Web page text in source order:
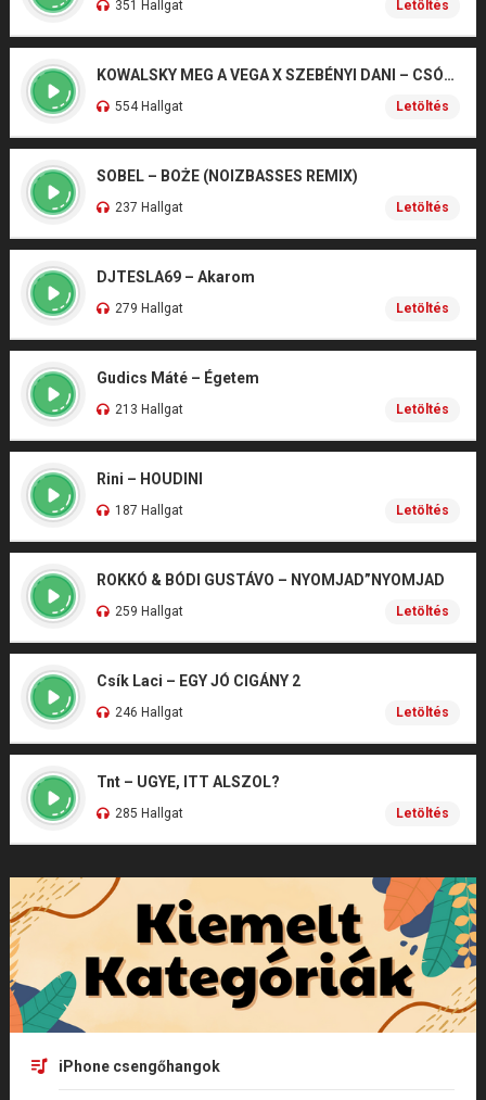
351 Hallgat Letöltés
KOWALSKY MEG A VEGA X SZEBÉNYI DANI – CSÓNAK
554 Hallgat Letöltés
SOBEL – BOŻE (NOIZBASSES REMIX)
237 Hallgat Letöltés
DJTESLA69 – Akarom
279 Hallgat Letöltés
Gudics Máté – Égetem
213 Hallgat Letöltés
Rini – HOUDINI
187 Hallgat Letöltés
ROKKÓ & BÓDI GUSTÁVO – NYOMJAD”NYOMJAD
259 Hallgat Letöltés
Csík Laci – EGY JÓ CIGÁNY 2
246 Hallgat Letöltés
Tnt – UGYE, ITT ALSZOL?
285 Hallgat Letöltés
iPhone csengőhangok